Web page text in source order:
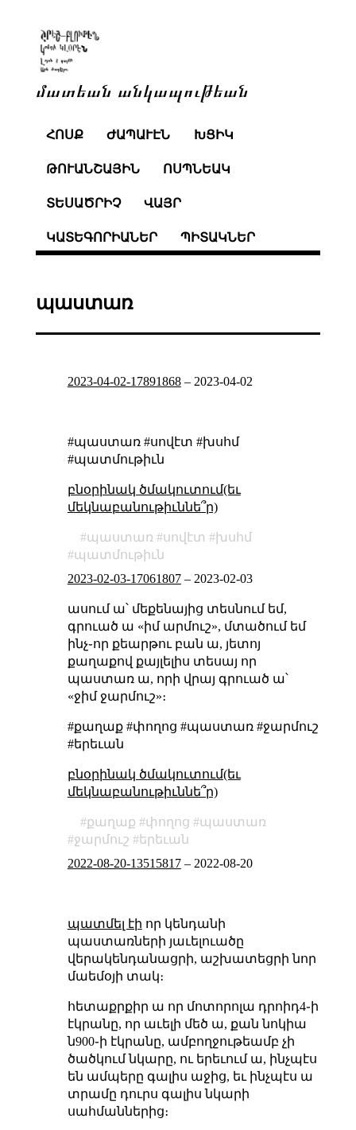
մատեան անկապութեան
ՀՈՍՔ ԺԱՊԱՒԷՆ ԽՑԻԿ
ԹՈՒԱՆՇԱՅԻՆ ՈՍՊՆԵԱԿ
ՏԵՍԱԾՐԻՉ ՎԱՅՐ
ԿԱՏԵԳՈՐԻԱՆԵՐ ՊԻՏԱԿՆԵՐ
պաստառ
2023-04-02-17891868– 2023-04-02
#պաստառ #սովէտ #խսհմ
#պատմութիւն
բնօրինակ ծմակուտում(եւ
մեկնաբանութիւննե՞ր)
պաստառ սովէտ
խսհմ
պատմութիւն
2023-02-03-17061807– 2023-02-03
ասում ա՝ մեքենայից տեսնում եմ,
գրուած ա «իմ արմուշ», մտածում եմ
ինչ֊որ քեարթու բան ա, յետոյ
քաղաքով քայլելիս տեսայ որ
պաստառ ա, որի վրայ գրուած ա՝
«ջիմ ջարմուշ»։
#քաղաք #փողոց #պաստառ #ջարմուշ
#երեւան
բնօրինակ ծմակուտում(եւ
մեկնաբանութիւննե՞ր)
քաղաք փողոց
պաստառ
ջարմուշ
երեւան
2022-08-20-13515817– 2022-08-20
պատմել էի որ կենդանի
պաստառների յաւելուածը
վերակենդանացրի, աշխատեցրի նոր
մաեմօյի տակ։
հետաքրքիր ա որ մոտորոլա դրոիդ4֊ի
էկրանը, որ աւելի մեծ ա, քան նոկիա
ն900֊ի էկրանը, ամբողջութեամբ չի
ծածկում նկարը, ու երեւում ա, ինչպէս
են ամպերը գալիս աջից, եւ ինչպէս ա
տրամը դուրս գալիս նկարի
սահմաններից։